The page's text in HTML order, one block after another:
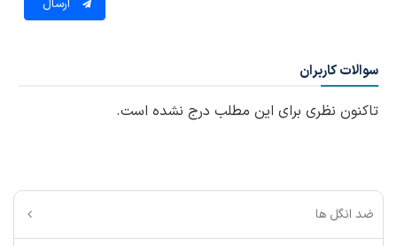
سوالات کاربران
تاکنون نظری برای این مطلب درج نشده است.
ضد انگل ها